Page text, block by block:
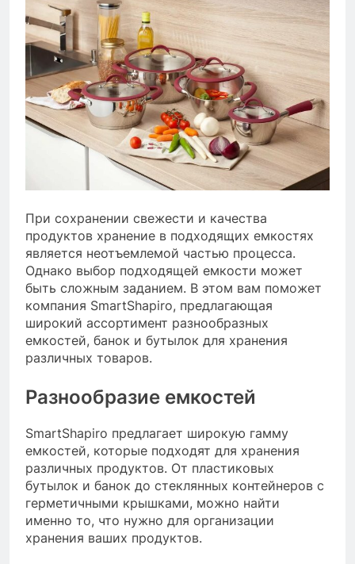
При сохранении свежести и качества
продуктов хранение в подходящих емкостях
является неотъемлемой частью процесса.
Однако выбор подходящей емкости может
быть сложным заданием. В этом вам поможет
компания SmartShapiro, предлагающая
широкий ассортимент разнообразных
емкостей, банок и бутылок для хранения
различных товаров.
Разнообразие емкостей
SmartShapiro предлагает широкую гамму
емкостей, которые подходят для хранения
различных продуктов. От пластиковых
бутылок и банок до стеклянных контейнеров с
герметичными крышками, можно найти
именно то, что нужно для организации
хранения ваших продуктов.